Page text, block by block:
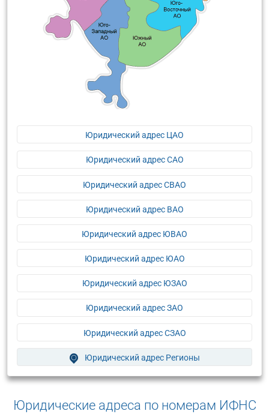
Юридический адрес ЦАО
Юридический адрес САО
Юридический адрес СВАО
Юридический адрес ВАО
Юридический адрес ЮВАО
Юридический адрес ЮАО
Юридический адрес ЮЗАО
Юридический адрес ЗАО
Юридический адрес СЗАО
Юридический адрес Регионы
Юридические адреса по номерам ИФНС